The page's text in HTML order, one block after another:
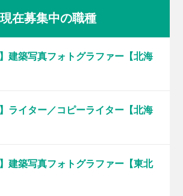
現在募集中の職種
】建築写真フォトグラファー【北海
】ライター／コピーライター【北海
】建築写真フォトグラファー【東北